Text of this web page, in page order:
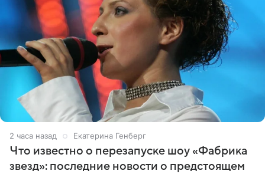
2 часа назад Екатерина Генберг
Что известно о перезапуске шоу «Фабрика
звезд»: последние новости о предстоящем